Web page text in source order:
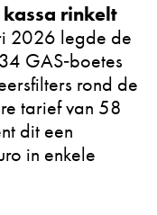
rinkelt
2026 legde de
GAS‑boetes
rond de
tarief van 58
dit een
in enkele